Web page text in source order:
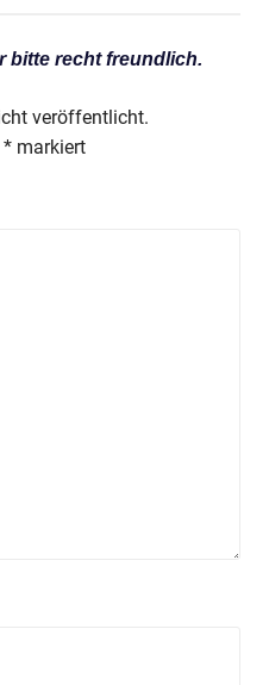
bitte recht freundlich.
veröffentlicht.
* markiert